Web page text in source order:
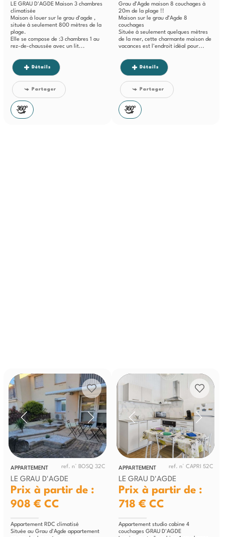
LE GRAU D'AGDE Maison 3 chambres
climatisée
Maison à louer sur le grau d'agde ,
située à seulement 800 mètres de la
plage.
Elle se compose de :3 chambres 1 au
rez-de-chaussée avec un lit...
Détails
Partager
Grau d’Agde maison 8 couchages à
20m de la plage !!
Maison sur le grau d’Agde 8
couchages
Située à seulement quelques mètres
de la mer, cette charmante maison de
vacances est l'endroit idéal pour...
Détails
Partager
APPARTEMENT ref. n° BOSQ 32C
LE GRAU D'AGDE
Prix à partir de :
908 € CC
Appartement RDC climatisé
Située au Grau d'Agde appartement
APPARTEMENT ref. n° CAPRI 52C
LE GRAU D'AGDE
Prix à partir de :
718 € CC
Appartement studio cabine 4
couchages GRAU D'AGDE